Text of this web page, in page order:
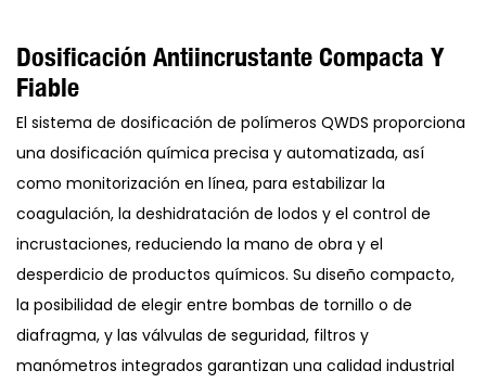
Dosificación Antiincrustante Compacta Y
Fiable
El sistema de dosificación de polímeros QWDS proporciona
una dosificación química precisa y automatizada, así
como monitorización en línea, para estabilizar la
coagulación, la deshidratación de lodos y el control de
incrustaciones, reduciendo la mano de obra y el
desperdicio de productos químicos. Su diseño compacto,
la posibilidad de elegir entre bombas de tornillo o de
diafragma, y ​​las válvulas de seguridad, filtros y
manómetros integrados garantizan una calidad industrial